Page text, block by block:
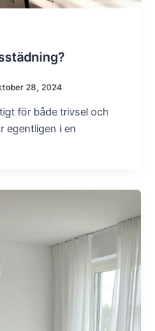
28, 2024
för både trivsel och
egentligen i en